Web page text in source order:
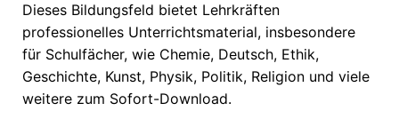
Dieses Bildungsfeld bietet Lehrkräften
professionelles Unterrichtsmaterial, insbesondere
für Schulfächer, wie Chemie, Deutsch, Ethik,
Geschichte, Kunst, Physik, Politik, Religion und viele
weitere zum Sofort-Download.